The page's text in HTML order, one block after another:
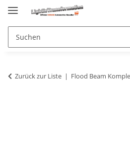
Zurück zur Liste Flood Beam